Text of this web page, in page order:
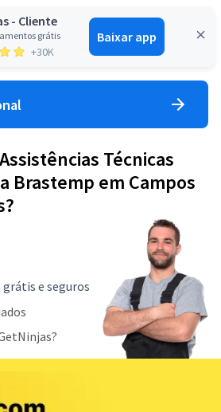
- Cliente
grátis
+30K
Baixar app
Entrar
Técnicas
Brastemp em Campos
e seguros